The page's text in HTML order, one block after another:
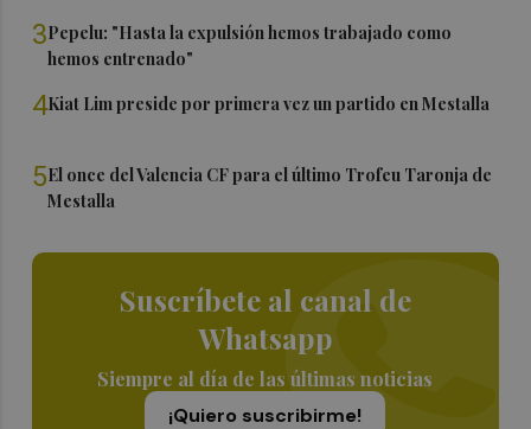
3Pepelu: "Hasta la expulsión hemos trabajado como
hemos entrenado"
4Kiat Lim preside por primera vez un partido en Mestalla
5El once del Valencia CF para el último Trofeu Taronja de
Mestalla
Suscríbete al canal de
Whatsapp
Siempre al día de las últimas noticias
¡Quiero suscribirme!